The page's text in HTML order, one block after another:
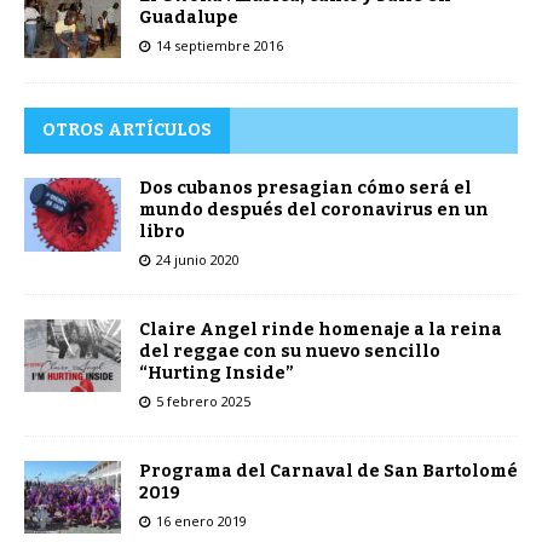
Guadalupe
14 septiembre 2016
OTROS ARTÍCULOS
Dos cubanos presagian cómo será el
mundo después del coronavirus en un
libro
24 junio 2020
Claire Angel rinde homenaje a la reina
del reggae con su nuevo sencillo
“Hurting Inside”
5 febrero 2025
Programa del Carnaval de San Bartolomé
2019
16 enero 2019